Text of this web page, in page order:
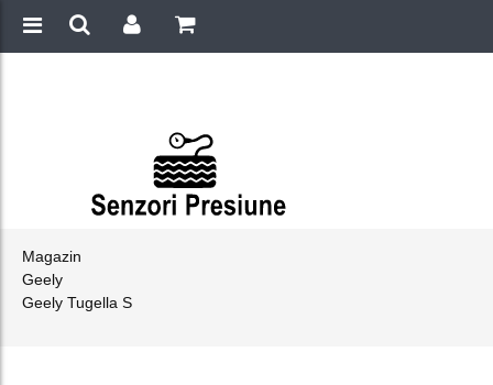
Magazin
Geely
Geely Tugella S